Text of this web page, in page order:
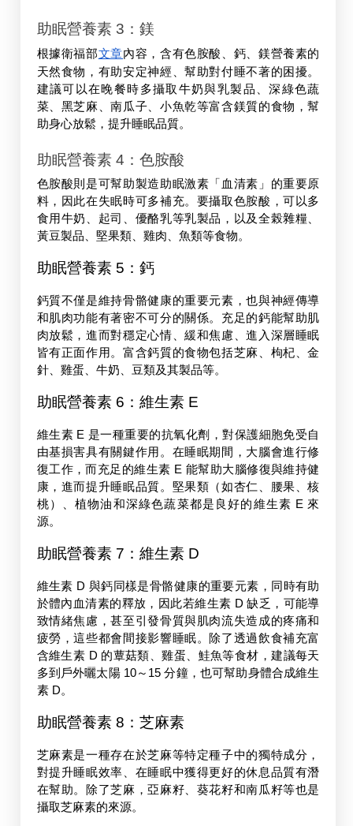
助眠營養素 3：鎂
根據衛福部文章內容，含有色胺酸、鈣、鎂營養素的
天然食物，有助安定神經、幫助對付睡不著的困擾。
建議可以在晚餐時多攝取牛奶與乳製品、深綠色蔬
菜、黑芝麻、南瓜子、小魚乾等富含鎂質的食物，幫
助身心放鬆，提升睡眠品質。
助眠營養素 4：色胺酸
色胺酸則是可幫助製造助眠激素「血清素」的重要原
料，因此在失眠時可多補充。要攝取色胺酸，可以多
食用牛奶、起司、優酪乳等乳製品，以及全榖雜糧、
黃豆製品、堅果類、雞肉、魚類等食物。
助眠營養素 5：鈣
鈣質不僅是維持骨骼健康的重要元素，也與神經傳導
和肌肉功能有著密不可分的關係。充足的鈣能幫助肌
肉放鬆，進而對穩定心情、緩和焦慮、進入深層睡眠
皆有正面作用。富含鈣質的食物包括芝麻、枸杞、金
針、雞蛋、牛奶、豆類及其製品等。
助眠營養素 6：維生素 E
維生素 E 是一種重要的抗氧化劑，對保護細胞免受自
由基損害具有關鍵作用。在睡眠期間，大腦會進行修
復工作，而充足的維生素 E 能幫助大腦修復與維持健
康，進而提升睡眠品質。堅果類（如杏仁、腰果、核
桃）、植物油和深綠色蔬菜都是良好的維生素 E 來
源。
助眠營養素 7：維生素 D
維生素 D 與鈣同樣是骨骼健康的重要元素，同時有助
於體內血清素的釋放，因此若維生素 D 缺乏，可能導
致情緒焦慮，甚至引發骨質與肌肉流失造成的疼痛和
疲勞，這些都會間接影響睡眠。除了透過飲食補充富
含維生素 D 的蕈菇類、雞蛋、鮭魚等食材，建議每天
多到戶外曬太陽 10～15 分鐘，也可幫助身體合成維生
素 D。
助眠營養素 8：芝麻素
芝麻素是一種存在於芝麻等特定種子中的獨特成分，
對提升睡眠效率、在睡眠中獲得更好的休息品質有潛
在幫助。除了芝麻，亞麻籽、葵花籽和南瓜籽等也是
攝取芝麻素的來源。